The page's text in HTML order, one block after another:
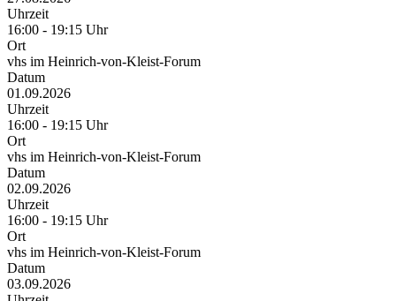
Uhrzeit
16:00 - 19:15 Uhr
Ort
vhs im Heinrich-von-Kleist-Forum
Datum
01.09.2026
Uhrzeit
16:00 - 19:15 Uhr
Ort
vhs im Heinrich-von-Kleist-Forum
Datum
02.09.2026
Uhrzeit
16:00 - 19:15 Uhr
Ort
vhs im Heinrich-von-Kleist-Forum
Datum
03.09.2026